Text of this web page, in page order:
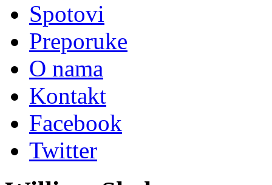
Spotovi
Preporuke
O nama
Kontakt
Facebook
Twitter